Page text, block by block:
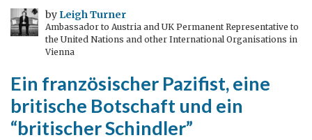
by Leigh Turner
Ambassador to Austria and UK Permanent Representative to
the United Nations and other International Organisations in
Vienna
Ein französischer Pazifist, eine
britische Botschaft und ein
“britischer Schindler”